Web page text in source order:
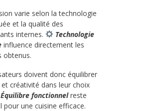
varie selon la technologie
et la qualité des
internes.
Technologie
influence directement les
obtenus.
doivent donc équilibrer
créativité dans leur choix
Équilibre fonctionnelreste
pour une cuisine efficace.